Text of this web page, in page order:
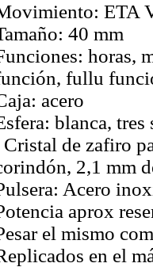
ETA
40 mm
horas,
fullu
acero
blanca, tres
Cristal de zafiro
2,1 mm
Acero
aprox
el mismo
en el